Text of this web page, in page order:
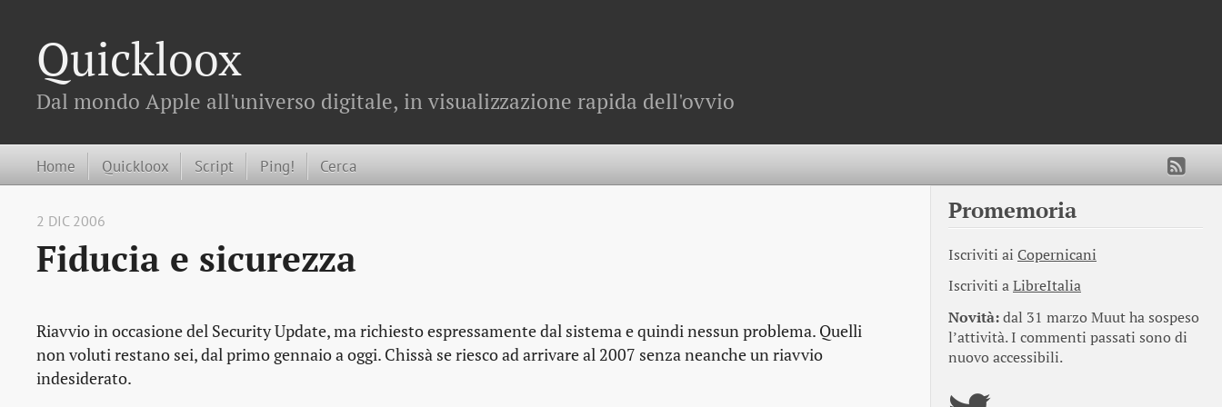
Quickloox
Dal mondo Apple all'universo digitale, in visualizzazione rapida dell'ovvio
Home Quickloox Script Ping! Cerca
2 DIC 2006
Fiducia e sicurezza
Riavvio in occasione del Security Update, ma richiesto espressamente dal sistema e quindi nessun problema. Quelli
non voluti restano sei, dal primo gennaio a oggi. Chissà se riesco ad arrivare al 2007 senza neanche un riavvio
indesiderato.
Promemoria
Iscriviti ai Copernicani
Iscriviti aLibreItalia
Novità:dal 31 marzo Muut ha sospeso
l’attività. I commenti passati sono di
nuovo accessibili.